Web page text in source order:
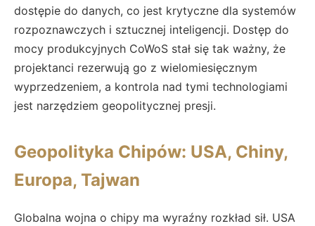
dostępie do danych, co jest krytyczne dla systemów
rozpoznawczych i sztucznej inteligencji. Dostęp do
mocy produkcyjnych CoWoS stał się tak ważny, że
projektanci rezerwują go z wielomiesięcznym
wyprzedzeniem, a kontrola nad tymi technologiami
jest narzędziem geopolitycznej presji.
Geopolityka Chipów: USA, Chiny,
Europa, Tajwan
Globalna wojna o chipy ma wyraźny rozkład sił. USA